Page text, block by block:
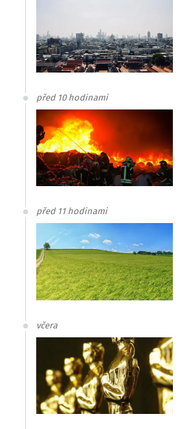
před 10 hodinami
před 11 hodinami
včera